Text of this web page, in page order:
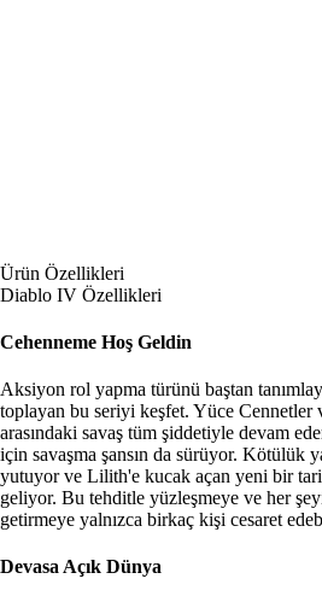
Ürün Özellikleri
Diablo IV Özellikleri
Cehenneme Hoş Geldin
Aksiyon rol yapma türünü baştan
toplayan bu seriyi keşfet. Yüce Cennetler
arasındaki savaş tüm şiddetiyle devam
için savaşma şansın da sürüyor. Kötülük
yutuyor ve Lilith'e kucak açan yeni bir
geliyor. Bu tehditle yüzleşmeye ve her
getirmeye yalnızca birkaç kişi cesaret
Devasa Açık Dünya